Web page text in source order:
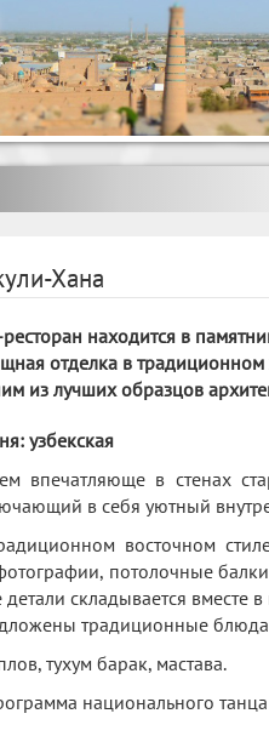
Хана
находится в
отделка в традиционном
из лучших образцов
узбекская
впечатляюще в стенах
в себя уютный
восточном
потолочные
складывается вместе
традиционные
тухум барак, мастава.
национального